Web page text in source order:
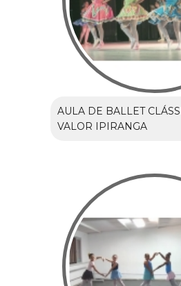
AULA DE BALLET
VALOR IPIRANGA